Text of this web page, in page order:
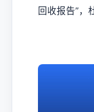
回收报告”，